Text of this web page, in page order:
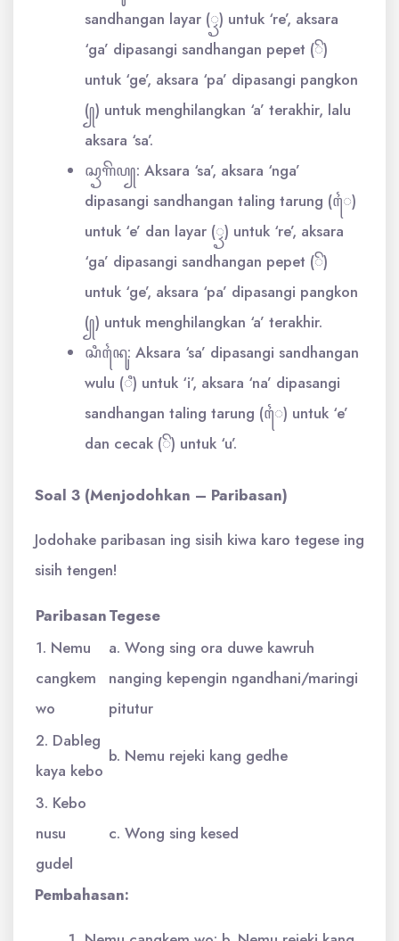
sandhangan layar (ꦽ) untuk ‘re’, aksara
‘ga’ dipasangi sandhangan pepet (ꦼ)
untuk ‘ge’, aksara ‘pa’ dipasangi pangkon
(꧀) untuk menghilangkan ‘a’ terakhir, lalu
aksara ‘sa’.
ꦱꦽꦒꦼꦥ꧀: Aksara ‘sa’, aksara ‘nga’
dipasangi sandhangan taling tarung (ꦻ)
untuk ‘e’ dan layar (ꦽ) untuk ‘re’, aksara
‘ga’ dipasangi sandhangan pepet (ꦼ)
untuk ‘ge’, aksara ‘pa’ dipasangi pangkon
(꧀) untuk menghilangkan ‘a’ terakhir.
ꦱꦶꦤꦻꦸ: Aksara ‘sa’ dipasangi sandhangan
wulu (ꦶ) untuk ‘i’, aksara ‘na’ dipasangi
sandhangan taling tarung (ꦻ) untuk ‘e’
dan cecak (ꦼ) untuk ‘u’.
Soal 3 (Menjodohkan – Paribasan)
Jodohake paribasan ing sisih kiwa karo tegese ing
sisih tengen!
ParibasanTegese
1. Nemu
cangkem
wo
a. Wong sing ora duwe kawruh
nanging kepengin ngandhani/maringi
pitutur
2. Dableg
kaya kebo
b. Nemu rejeki kang gedhe
3. Kebo
nusu
gudel
c. Wong sing kesed
Pembahasan: